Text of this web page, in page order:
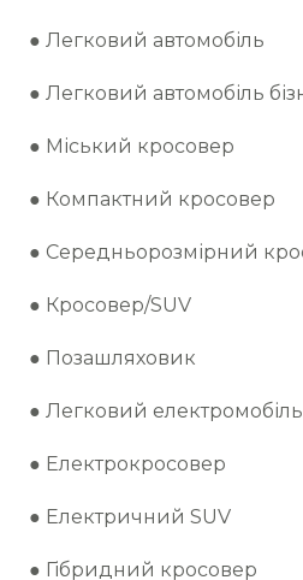
● Легковий автомобіль
● Легковий автомобіль
● Міський кросовер
● Компактний кросовер
● Середньорозмірний
● Кросовер/SUV
● Позашляховик
● Легковий електромобіль
● Електрокросовер
● Електричний SUV
● Гібридний кросовер